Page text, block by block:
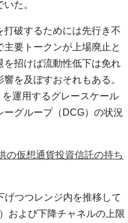
た。
打破するためには先行き不
要トークンが上場廃止と
を招けば流動性低下は免れ
を及ぼすおそれもある。
運用するグレースケール
ーグループ（DCG）の状況
の仮想通貨投資信託の持ち
げつつレンジ内を推移して
および下降チャネルの上限